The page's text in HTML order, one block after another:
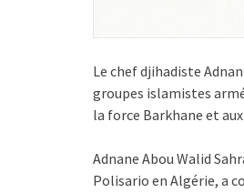
Le chef djihadiste
groupes islamistes
la force Barkhane et
Adnane Abou Walid
Polisario en Algérie, a